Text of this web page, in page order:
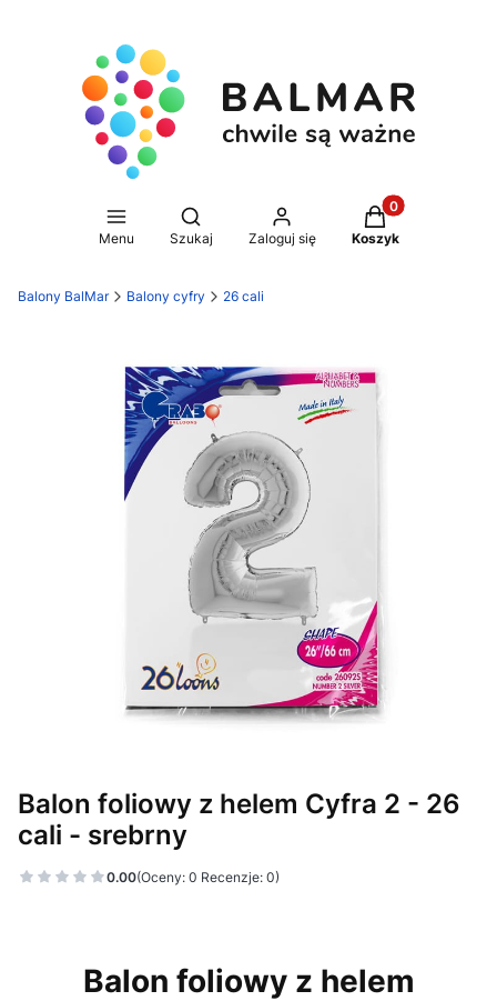
Menu
Otwórz wyszukiwarkę
Szukaj Zaloguj się
Produkty w
Koszyk
Balony BalMar Balony cyfry 26 cali
Balon foliowy z helem Cyfra 2 - 26
cali - srebrny
0.00(Oceny: 0 Recenzje: 0)
Balon foliowy z helem